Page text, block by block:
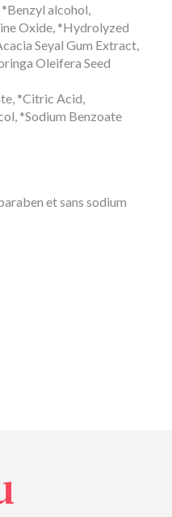
alcohol,
Oxide, *Hydrolyzed
Seyal Gum Extract,
Oleifera Seed
*Citric Acid,
*Sodium Benzoate
et sans sodium